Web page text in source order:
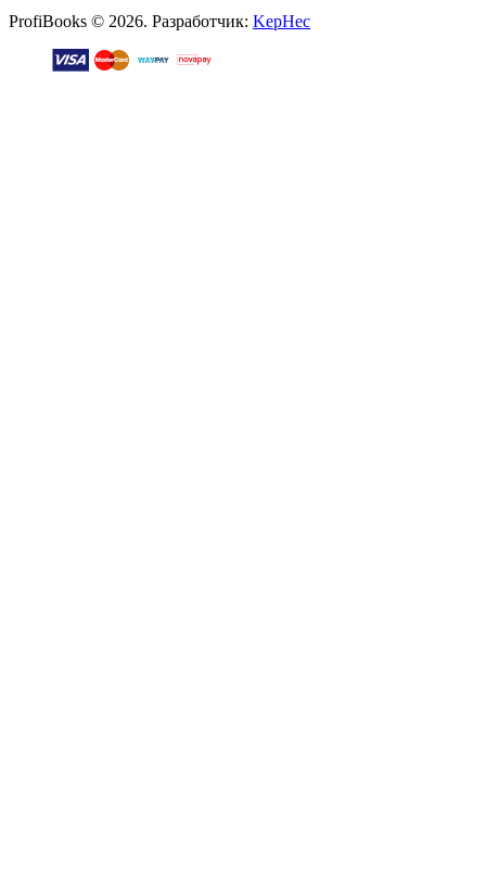
ProfiBooks © 2026. Разработчик: KepHec